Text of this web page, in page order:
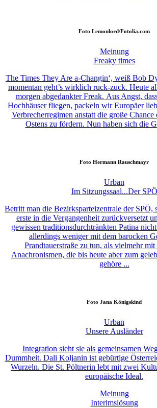
Foto Lemonlord/Fotolia.com
Meinung
Freaky times
The Times They Are a-Changin‘, weiß Bob
momentan geht’s wirklich ruck-zuck. Heute
morgen abgedankter Freak. Aus Angst,
Hochhäuser fliegen, packeln wir Europäer
Verbrecherregimen anstatt die große Chance
Ostens zu fördern. Nun haben sich die
Foto Hermann Rauschmayr
Urban
Im Sitzungssaal...Der SPÖ
Betritt man die Bezirksparteizentrale der SPÖ,
erste in die Vergangenheit zurückversetzt
gewissen traditionsdurchtränkten Patina
allerdings weniger mit dem barocken
Prandtauerstraße zu tun, als vielmehr
Anachronismen, die bis heute aber zum
gehöre ...
Foto Jana Königskind
Urban
Unsere Ausländer
Integration sieht sie als gemeinsamen
Dummheit. Dali Koljanin ist gebürtige
Wurzeln. Die St. Pöltnerin lebt mit zwei
europäische Ideal.
Meinung
Interimslösung